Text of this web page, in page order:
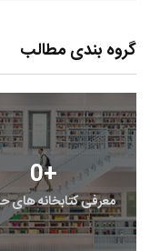
گروه بندی مطالب
0+
معرفی کتابخانه های